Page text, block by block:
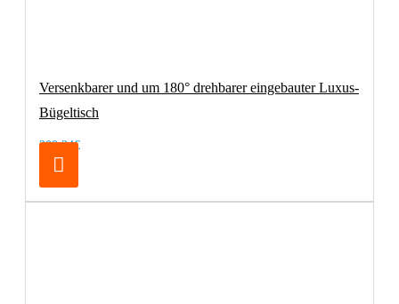
Versenkbarer und um 180° drehbarer eingebauter Luxus-
Bügeltisch
209,24€